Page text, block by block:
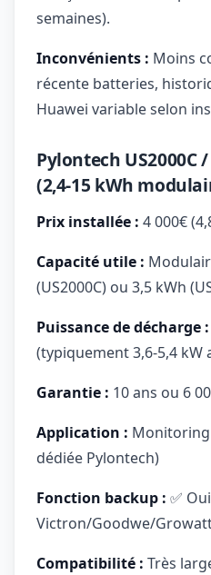
semaines).
Inconvénients : Moins
récente batteries,
Huawei variable selon
Pylontech US2000C
(2,4-15 kWh
Prix installée : 4 000€
Capacité utile :
(US2000C) ou 3,5 kWh
Puissance de décharge :
(typiquement 3,6-5,4 kW
Garantie : 10 ans ou 6
Application :
dédiée Pylontech)
Fonction backup : ✅
Victron/Goodwe/
Compatibilité : Très